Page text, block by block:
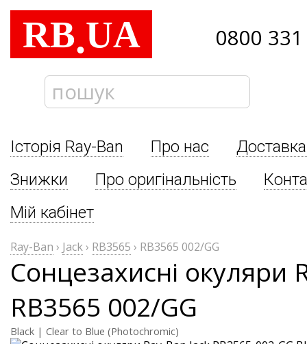
RB.UA 0800
Історія Ray-Ban Про нас
Знижки
Про оригінальність
Мій кабінет
Ray-Ban › Jack› RB3565 › RB3565 002/GG
Сонцезахисні окуляри
RB3565 002/GG
Black | Clear to Blue (Photochromic)